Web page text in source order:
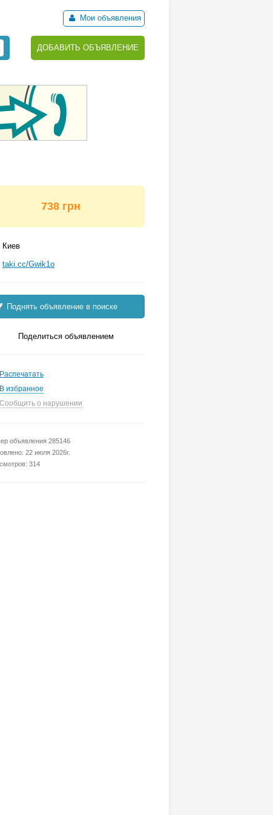
Мои объявления
ДОБАВИТЬ ОБЪЯВЛЕНИЕ
738 грн
Киев
taki.cc/Gwik1o
Поднять объявление в поиске
Поделиться объявлением
Распечатать
В избранное
Сообщить о нарушении
объявления 285146
22 июля 2026г.
314